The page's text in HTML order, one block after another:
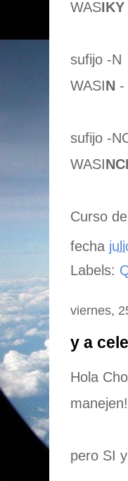
WASIKY
sufijo -N
WASIN -
sufijo -
WASI
Curso
fecha
Labels:
viernes,
y a
Hola
pero SI